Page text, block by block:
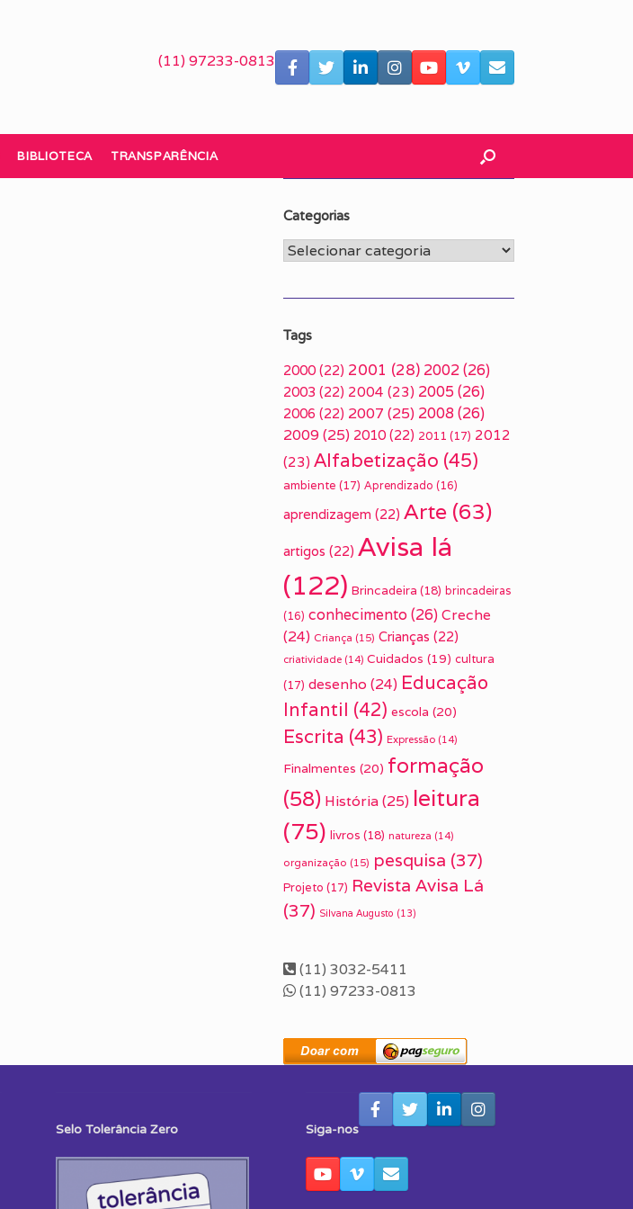
(11) 97233-0813
BIBLIOTECA TRANSPARÊNCIA
Categorias
Categorias
Tags
2000 (22) 2001 (28) 2002(26)
2003 (22) 2004 (23) 2005 (26)
2006 (22) 2007 (25) 2008(26)
2009(25) 2010 (22) 2011 (17) 2012
(23) Alfabetização (45)
ambiente (17) Aprendizado (16)
aprendizagem (22) Arte (63)
artigos (22) Avisa lá
(122) Brincadeira (18) brincadeiras
(16) conhecimento(26) Creche
(24) Criança (15) Crianças (22)
criatividade (14) Cuidados (19) cultura
(17) desenho (24) Educação
Infantil (42) escola (20)
Escrita (43) Expressão (14)
Finalmentes (20) formação
(58) História(25) leitura
(75) livros (18) natureza (14)
organização (15) pesquisa (37)
Projeto (17) Revista Avisa Lá
(37) Silvana Augusto (13)
(11) 3032-5411
(11) 97233-0813
Selo Tolerância Zero Siga-nos